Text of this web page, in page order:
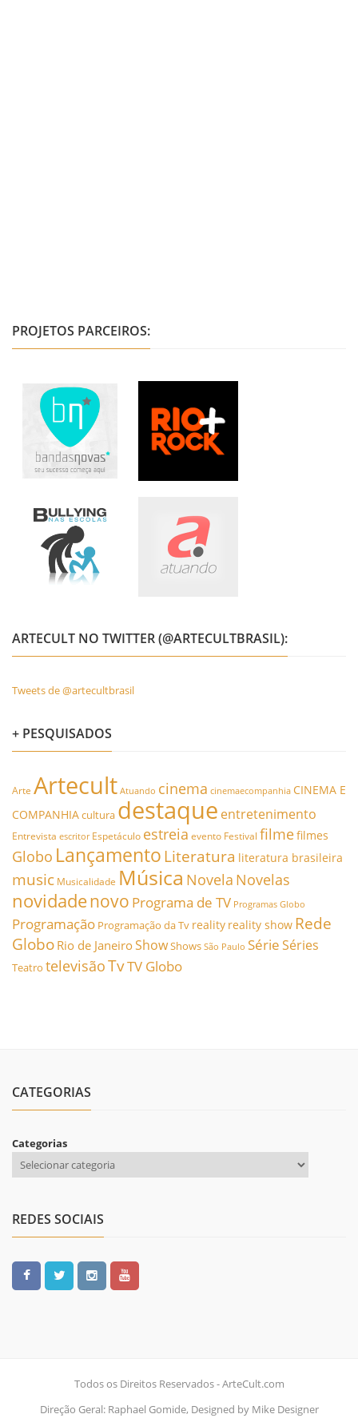
PROJETOS PARCEIROS:
ARTECULT NO TWITTER (@ARTECULTBRASIL):
Tweets de @artecultbrasil
+ PESQUISADOS
Arte Artecult Atuando cinema cinemaecompanhia CINEMA E
COMPANHIAcultura destaque entretenimento
Entrevista escritor Espetáculo estreia evento Festival filmefilmes
Globo Lançamento Literatura literatura brasileira
music Musicalidade Música Novela Novelas
novidadenovo Programa de TV Programas Globo
Programação Programação da Tv reality reality show Rede
Globo Rio de JaneiroShowShows São Paulo SérieSéries
Teatro televisãoTvTV Globo
CATEGORIAS
Categorias
REDES SOCIAIS
Todos os Direitos Reservados - ArteCult.com
Direção Geral: Raphael Gomide, Designed by Mike Designer